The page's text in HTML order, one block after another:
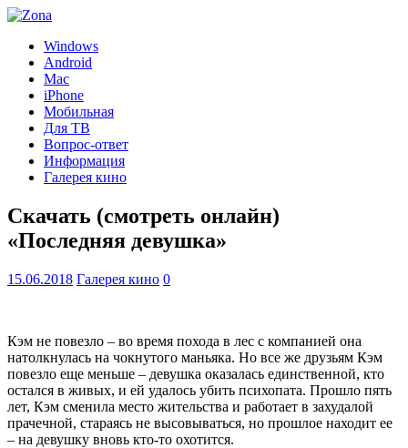
Windows
Android
Mac
iPhone
Мобильная
Для ТВ
Вопрос-ответ
Информация
Галерея кино
Скачать (смотреть онлайн)
«Последняя девушка»
15.06.2018 Галерея кино 0
Кэм не повезло – во время похода в лес с компанией она
натолкнулась на чокнутого маньяка. Но все же друзьям Кэм
повезло еще меньше – девушка оказалась единственной, кто
остался в живых, и ей удалось убить психопата. Прошло пять
лет, Кэм сменила место жительства и работает в захудалой
прачечной, стараясь не высовываться, но прошлое находит ее
– на девушку вновь кто-то охотится.